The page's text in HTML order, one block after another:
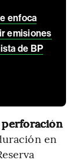
enfoca
emisiones
de BP
perforación
en